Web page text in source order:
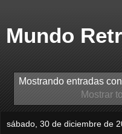
Mundo
Mostrando entradas
Mostrar
sábado, 30 de diciembre de